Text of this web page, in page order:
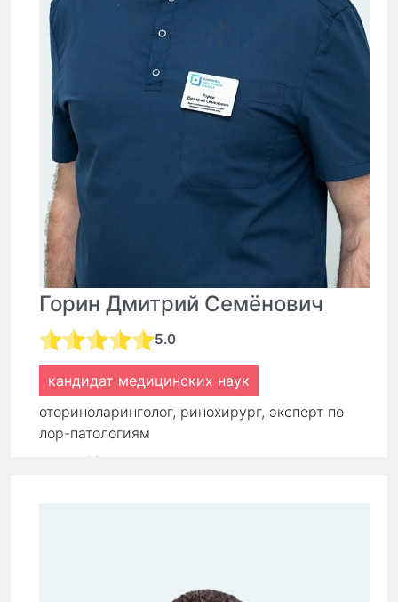
Горин Дмитрий Семёнович
5.0
кандидат медицинских наук
оториноларинголог, ринохирург, эксперт по
лор-патологиям
16 лет